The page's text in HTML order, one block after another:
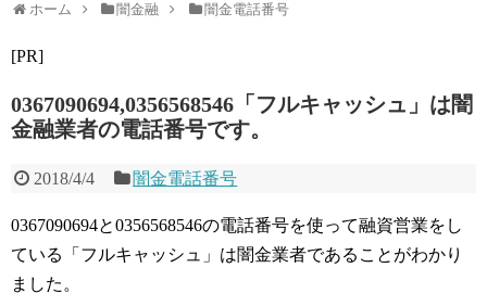
ホーム 闇金融 闇金電話番号
[PR]
0367090694,0356568546「フルキャッシュ」は闇
金融業者の電話番号です。
2018/4/4 闇金電話番号
0367090694と0356568546の電話番号を使って融資営業をし
ている「フルキャッシュ」は闇金業者であることがわかり
ました。